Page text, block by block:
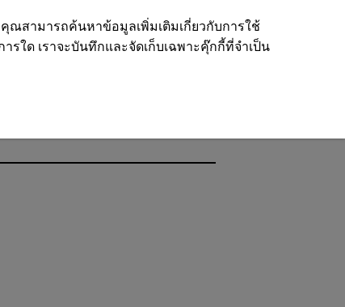
ณสามารถค้นหาข้อมูลเพิ่มเติมเกี่ยวกับการใช้
ารใด เราจะบันทึกและจัดเก็บเฉพาะคุ๊กกี้ที่จำเป็น